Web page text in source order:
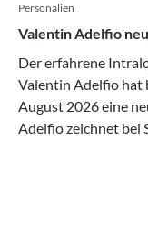
Personalien
Valentin Adelfio
Der erfahrene
Valentin Adelfio hat
August 2026 eine
Adelfio zeichnet bei